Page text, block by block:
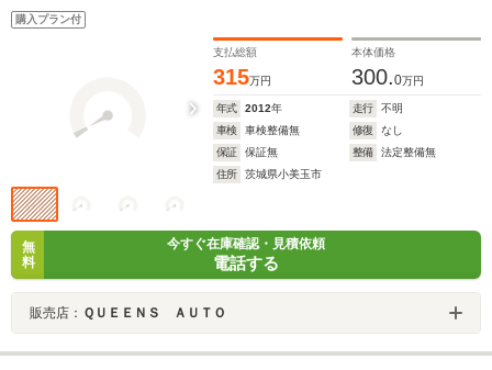
購入プラン付
支払総額
315万円
本体価格
300.0万円
年式 2012年 走行
不明
車検
車検整備無 修復
なし
保証
保証無 整備
法定整備無
住所
茨城県小美玉市
無
料
今すぐ在庫確認・見積依頼
電話する
販売店： ＱＵＥＥＮＳ ＡＵＴＯ